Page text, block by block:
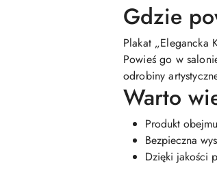
Gdzie
Plakat „Elegancka
Powieś go w
odrobiny
Warto
Produkt
Bezpieczna
Dzięki jakości